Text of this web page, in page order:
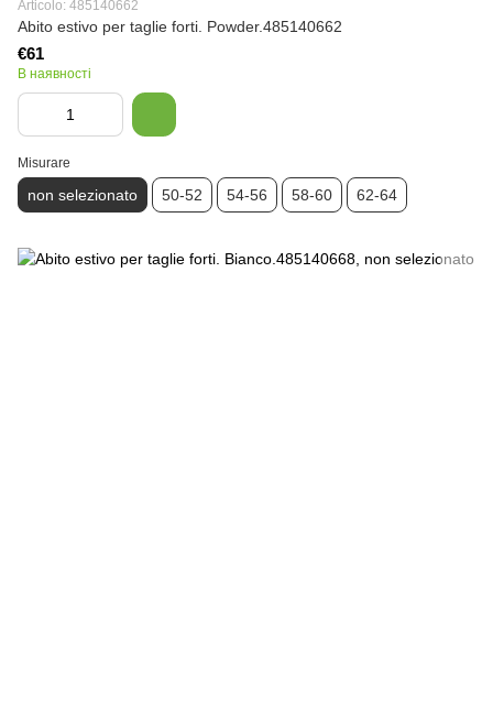
Articolo: 485140662
Abito estivo per taglie forti. Powder.485140662
€61
В наявності
Misurare
non selezionato 50-52 54-56 58-60 62-64